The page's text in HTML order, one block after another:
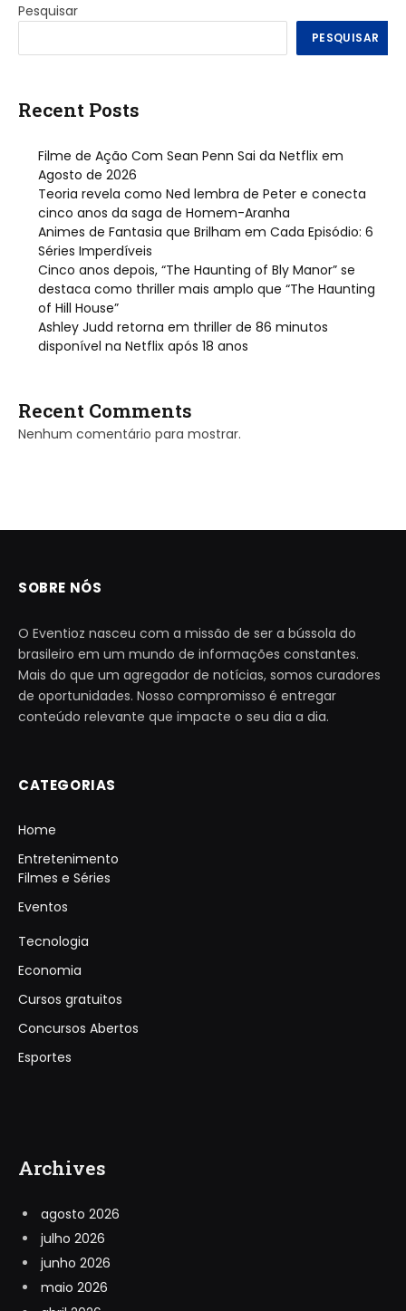
Pesquisar
PESQUISAR
Recent Posts
Filme de Ação Com Sean Penn Sai da Netflix em
Agosto de 2026
Teoria revela como Ned lembra de Peter e conecta
cinco anos da saga de Homem-Aranha
Animes de Fantasia que Brilham em Cada Episódio: 6
Séries Imperdíveis
Cinco anos depois, “The Haunting of Bly Manor” se
destaca como thriller mais amplo que “The Haunting
of Hill House”
Ashley Judd retorna em thriller de 86 minutos
disponível na Netflix após 18 anos
Recent Comments
Nenhum comentário para mostrar.
SOBRE NÓS
O Eventioz nasceu com a missão de ser a bússola do
brasileiro em um mundo de informações constantes.
Mais do que um agregador de notícias, somos curadores
de oportunidades. Nosso compromisso é entregar
conteúdo relevante que impacte o seu dia a dia.
CATEGORIAS
Home
Entretenimento
Filmes e Séries
Eventos
Tecnologia
Economia
Cursos gratuitos
Concursos Abertos
Esportes
Archives
agosto 2026
julho 2026
junho 2026
maio 2026